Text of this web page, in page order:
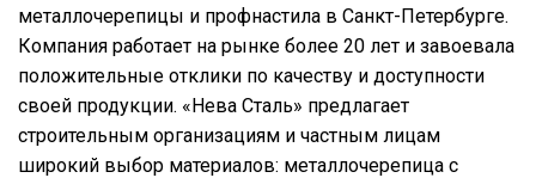
металлочерепицы и профнастила в Санкт-Петербурге.
Компания работает на рынке более 20 лет и завоевала
положительные отклики по качеству и доступности
своей продукции. «Нева Сталь» предлагает
строительным организациям и частным лицам
широкий выбор материалов: металлочерепица с